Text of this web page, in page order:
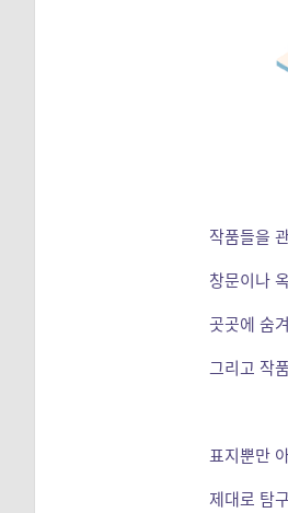
작품들을
창문이나
곳곳에 숨
그리고 작
표지뿐만
제대로 탐